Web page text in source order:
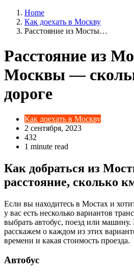
Home
Как доехать в Москву
Расстояние из Мосты…
Расстояние из
Москвы —
дороге
Как доехать в Москву
2 сентября, 2023
432
1 minute read
Как добраться из
расстояние, сколько
Если вы находитесь в Мостах и
у вас есть несколько вариантов
выбрать автобус, поезд или машину.
расскажем о каждом из этих
времени и какая стоимость проезда.
Автобус